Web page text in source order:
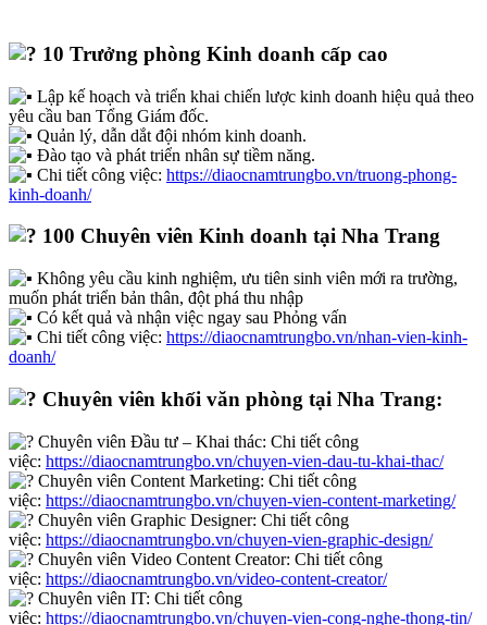
10 Trưởng phòng Kinh doanh cấp cao
Lập kế hoạch và triển khai chiến lược kinh doanh hiệu quả theo
yêu cầu ban Tổng Giám đốc.
Quản lý, dẫn dắt đội nhóm kinh doanh.
Đào tạo và phát triển nhân sự tiềm năng.
Chi tiết công việc: https://diaocnamtrungbo.vn/truong-phong-
kinh-doanh/
100 Chuyên viên Kinh doanh tại Nha Trang
Không yêu cầu kinh nghiệm, ưu tiên sinh viên mới ra trường,
muốn phát triển bản thân, đột phá thu nhập
Có kết quả và nhận việc ngay sau Phỏng vấn
Chi tiết công việc: https://diaocnamtrungbo.vn/nhan-vien-kinh-
doanh/
Chuyên viên khối văn phòng tại Nha Trang:
Chuyên viên Đầu tư – Khai thác: Chi tiết công
việc: https://diaocnamtrungbo.vn/chuyen-vien-dau-tu-khai-thac/
Chuyên viên Content Marketing: Chi tiết công
việc: https://diaocnamtrungbo.vn/chuyen-vien-content-marketing/
Chuyên viên Graphic Designer: Chi tiết công
việc: https://diaocnamtrungbo.vn/chuyen-vien-graphic-design/
Chuyên viên Video Content Creator: Chi tiết công
việc: https://diaocnamtrungbo.vn/video-content-creator/
Chuyên viên IT: Chi tiết công
việc: https://diaocnamtrungbo.vn/chuyen-vien-cong-nghe-thong-tin/